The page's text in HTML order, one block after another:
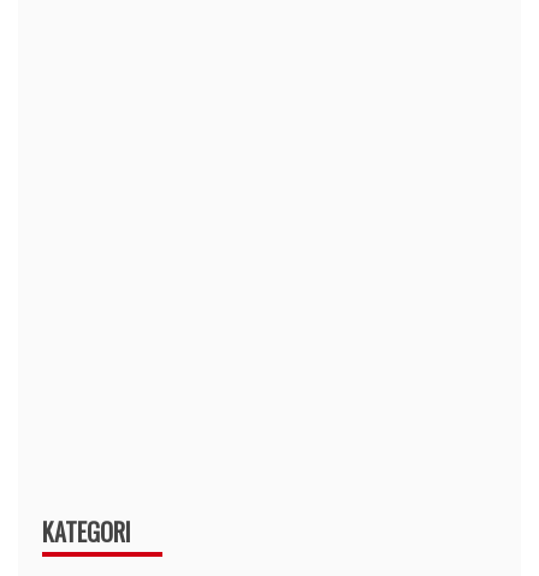
KATEGORI